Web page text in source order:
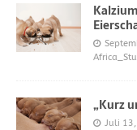
„Kurz
Juli